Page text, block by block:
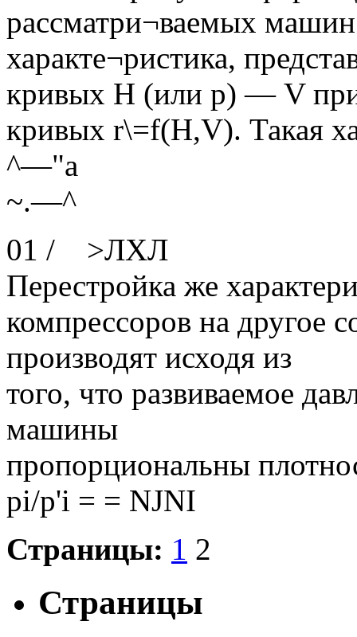
рассматри¬ваемых
характе¬ристика,
кривых Н (или р) — V при
кривых r\=f(H,V). Такая
^—"а
~.—^
01 / >ЛХЛ
Перестройка же
компрессоров на другое
производят исходя из
того, что развиваемое
машины
пропорциональны
pi/p'i = = NJNI
Страницы: 1 2
Страницы